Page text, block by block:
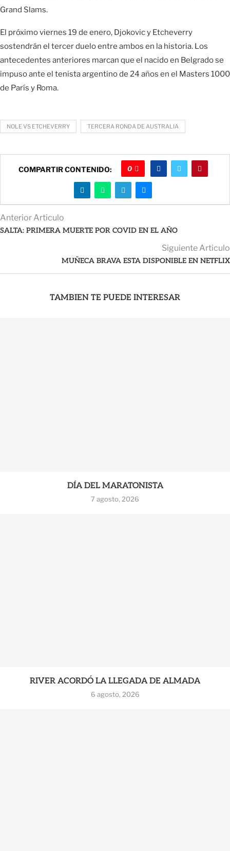
Grand Slams.
El próximo viernes 19 de enero, Djokovic y Etcheverry
sostendrán el tercer duelo entre ambos en la historia. Los
antecedentes anteriores marcan que el nacido en Belgrado se
impuso ante el tenista argentino de 24 años en el Masters 1000
de París y Roma.
NOLE VS ETCHEVERRY TERCERA RONDA DE AUSTRALIA
COMPARTIR CONTENIDO: 0
Anterior Articulo
SALTA: PRIMERA MUERTE POR COVID EN EL AÑO
Siguiente Articulo
MUÑECA BRAVA ESTA DISPONIBLE EN NETFLIX
TAMBIEN TE PUEDE INTERESAR
DÍA DEL MARATONISTA
7 agosto, 2026
RIVER ACORDÓ LA LLEGADA DE ALMADA
6 agosto, 2026